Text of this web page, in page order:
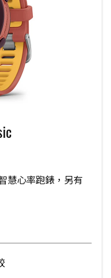
慧心率跑錶，另有